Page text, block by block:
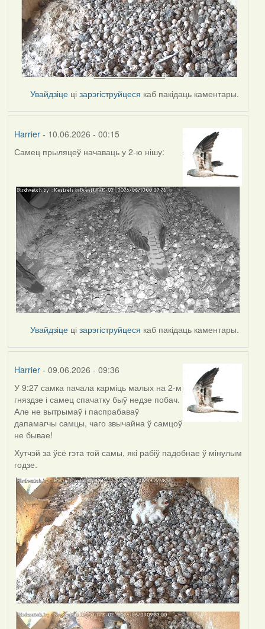
Увайдзіце цізарэгіструйцеся каб пакідаць каментары.
Harrier- 10.06.2026 - 00:15
Самец прыляцеў начаваць у 2-ю нішу:
Увайдзіце цізарэгіструйцеся каб пакідаць каментары.
Harrier- 09.06.2026 - 09:36
У 9:27 самка пачала карміць малых на 2-м
гняздзе і самец спачатку быў недзе побач.
Але не вытрымаў і паспрабаваў
дапамагчы самцы, чаго звычайна ў самцоў
не бывае!
Хутчэй за ўсё гэта той самы, які рабіў падобнае ў мінулым
годзе.